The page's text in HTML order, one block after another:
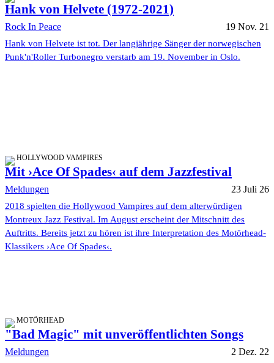
Hank von Helvete (1972-2021)
Rock In Peace 19 Nov. 21
Hank von Helvete ist tot. Der langjährige Sänger der norwegischen
Punk'n'Roller Turbonegro verstarb am 19. November in Oslo.
HOLLYWOOD VAMPIRES
Mit ›Ace Of Spades‹ auf dem Jazzfestival
Meldungen 23 Juli 26
2018 spielten die Hollywood Vampires auf dem alterwürdigen
Montreux Jazz Festival. Im August erscheint der Mitschnitt des
Auftritts. Bereits jetzt zu hören ist ihre Interpretation des Motörhead-
Klassikers ›Ace Of Spades‹.
MOTÖRHEAD
"Bad Magic" mit unveröffentlichten Songs
Meldungen 2 Dez. 22